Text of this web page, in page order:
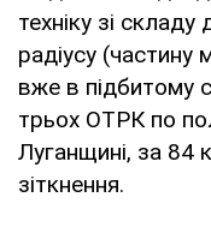
техніку зі
радіусу
вже в підбитому
трьох ОТРК по
Луганщині, за 84
зіткнення.